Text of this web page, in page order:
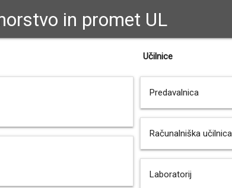
in promet UL
Učilnice
Predavalnica
Računalniška učilnica
Laboratorij